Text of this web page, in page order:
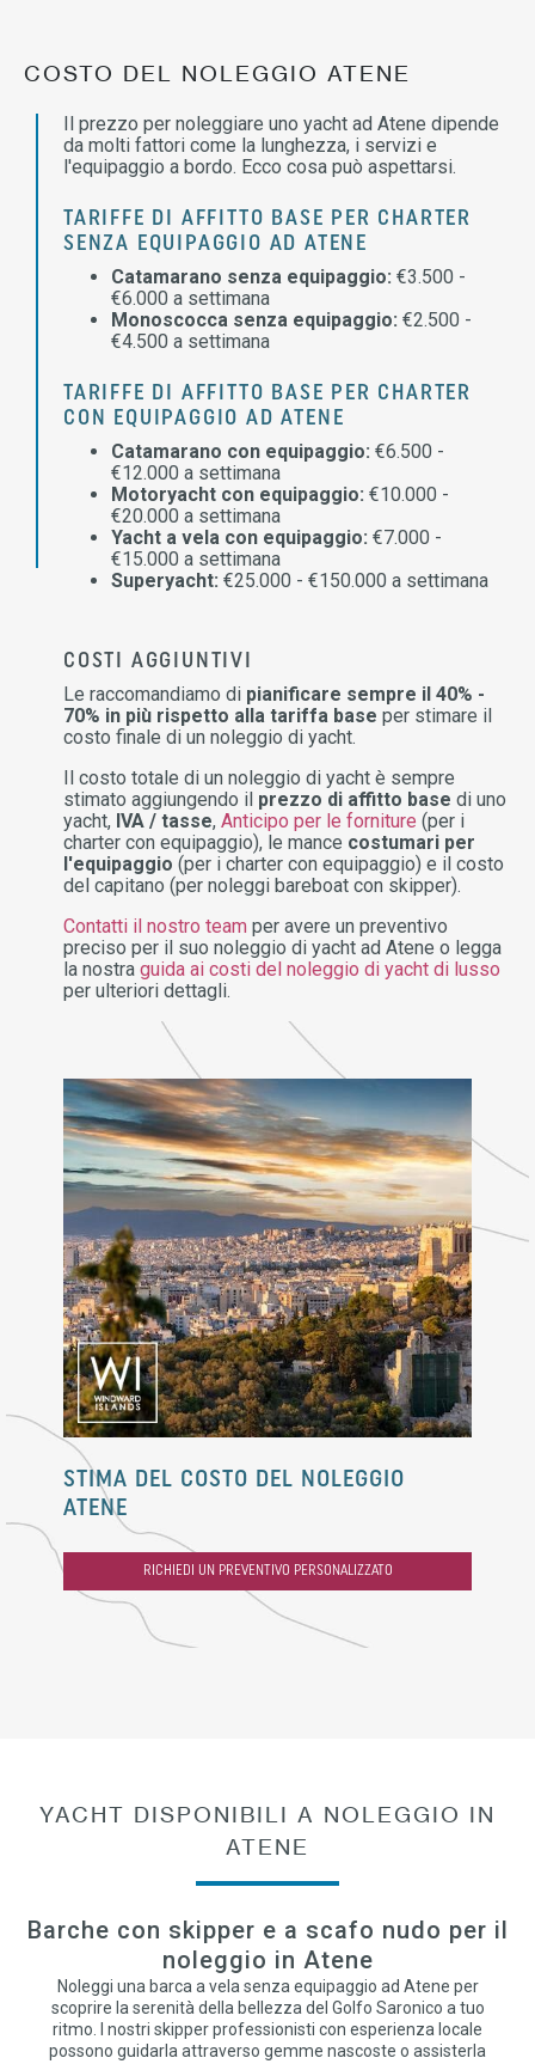
COSTO DEL NOLEGGIO ATENE
Il prezzo per noleggiare uno yacht ad Atene dipende
da molti fattori come la lunghezza, i servizi e
l'equipaggio a bordo. Ecco cosa può aspettarsi.
TARIFFE DI AFFITTO BASE PER CHARTER
SENZA EQUIPAGGIO AD ATENE
Catamarano senza equipaggio: €3.500 -
€6.000 a settimana
Monoscocca senza equipaggio: €2.500 -
€4.500 a settimana
TARIFFE DI AFFITTO BASE PER CHARTER
CON EQUIPAGGIO AD ATENE
Catamarano con equipaggio: €6.500 -
€12.000 a settimana
Motoryacht con equipaggio: €10.000 -
€20.000 a settimana
Yacht a vela con equipaggio: €7.000 -
€15.000 a settimana
Superyacht: €25.000 - €150.000 a settimana
COSTI AGGIUNTIVI
Le raccomandiamo di pianificare sempre il 40% -
70% in più rispetto alla tariffa base per stimare il
costo finale di un noleggio di yacht.
Il costo totale di un noleggio di yacht è sempre
stimato aggiungendo il prezzo di affitto base di uno
yacht, IVA / tasse, Anticipo per le forniture (per i
charter con equipaggio), le mance costumari per
l'equipaggio (per i charter con equipaggio) e il costo
del capitano (per noleggi bareboat con skipper).
Contatti il nostro team per avere un preventivo
preciso per il suo noleggio di yacht ad Atene o legga
la nostra guida ai costi del noleggio di yacht di lusso
per ulteriori dettagli.
STIMA DEL COSTO DEL NOLEGGIO
ATENE
RICHIEDI UN PREVENTIVO PERSONALIZZATO
YACHT DISPONIBILI A NOLEGGIO IN
ATENE
Barche con skipper e a scafo nudo per il
noleggio in Atene
Noleggi una barca a vela senza equipaggio ad Atene per
scoprire la serenità della bellezza del Golfo Saronico a tuo
ritmo. I nostri skipper professionisti con esperienza locale
possono guidarla attraverso gemme nascoste o assisterla